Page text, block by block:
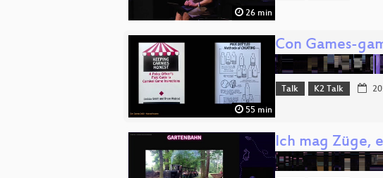
26 min
55 min
Con Games-
Talk K2 Talk
Ich mag Züge,